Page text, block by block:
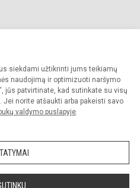
siekdami užtikrinti jums teikiamų
naudojimą ir optimizuoti naršymo
jūs patvirtinate, kad sutinkate su visų
Jei norite atšaukti arba pakeisti savo
valdymo puslapyje.
Visos teisės saugomos.
sutikimo griežtai draudžiama.
Slapukų valdymas